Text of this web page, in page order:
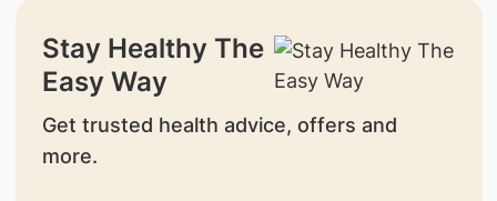
Stay Healthy The
Easy Way
Get trusted health advice, offers and
more.